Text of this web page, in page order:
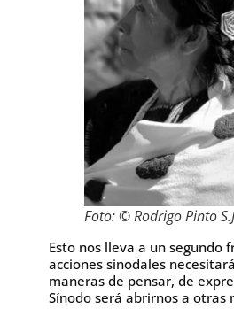
Foto: © Rodrigo Pinto
Esto nos lleva a un segundo
acciones sinodales
maneras de pensar, de
Sínodo será abrirnos a